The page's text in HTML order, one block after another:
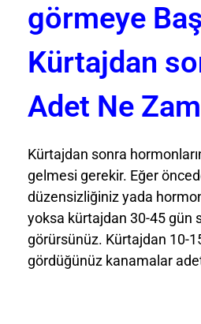
görmeye
Kürtajdan
Adet Ne
Kürtajdan sonra
gelmesi gerekir. Eğer
düzensizliğiniz yada
yoksa kürtajdan 30-45 gün
görürsünüz. Kürtajdan 10-
gördüğünüz kanamalar